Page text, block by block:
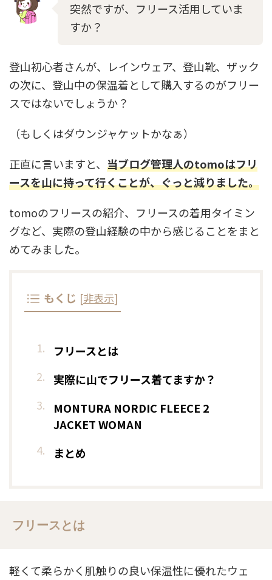
突然ですが、フリース活用していま
すか？
登山初心者さんが、レインウェア、登山靴、ザック
の次に、登山中の保温着として購入するのがフリー
スではないでしょうか？
（もしくはダウンジャケットかなぁ）
正直に言いますと、 当ブログ管理人のtomoはフリ
ースを山に持って行くことが、ぐっと減りました。
tomoのフリースの紹介、フリースの着用タイミン
グなど、実際の登山経験の中から感じることをまと
めてみました。
もくじ [非表示]
フリースとは
実際に山でフリース着てますか？
MONTURA NORDIC FLEECE 2
JACKET WOMAN
まとめ
フリースとは
軽くて柔らかく肌触りの良い保温性に優れたウェ